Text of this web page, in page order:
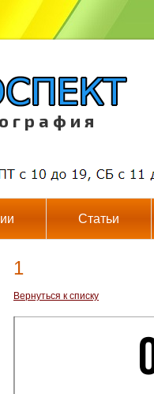
г р а ф и я
Статьи
1
Вернуться к списку